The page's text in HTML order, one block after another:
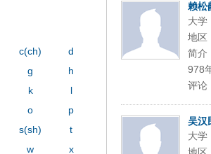
赖松
大学
地区
简介
978
评论
吴汉
大学
c(ch)
d
g
h
k
l
o
p
s(sh)
t
w
x